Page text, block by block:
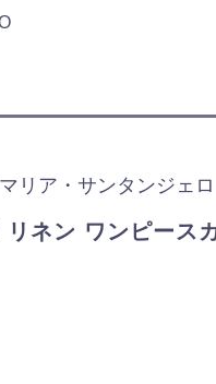
リア・サンタンジェロ
ネン ワンピース